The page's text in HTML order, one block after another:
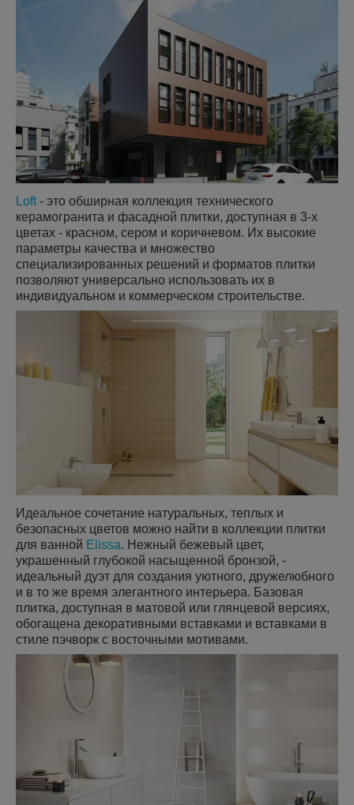
Loft- это обширная коллекция технического
керамогранита и фасадной плитки, доступная в 3-х
цветах - красном, сером и коричневом. Их высокие
параметры качества и множество
специализированных решений и форматов плитки
позволяют универсально использовать их в
индивидуальном и коммерческом строительстве.
Идеальное сочетание натуральных, теплых и
безопасных цветов можно найти в коллекции плитки
для ванной Elissa. Нежный бежевый цвет,
украшенный глубокой насыщенной бронзой, -
идеальный дуэт для создания уютного, дружелюбного
и в то же время элегантного интерьера. Базовая
плитка, доступная в матовой или глянцевой версиях,
обогащена декоративными вставками и вставками в
стиле пэчворк с восточными мотивами.